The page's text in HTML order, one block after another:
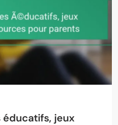
éducatifs, jeux